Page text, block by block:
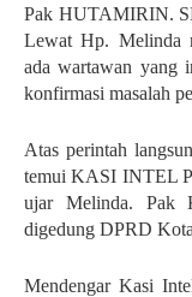
Pak HUTAMIRIN.
Lewat Hp. Melinda
ada wartawan yang
konfirmasi masalah
Atas perintah
temui KASI INTEL
ujar Melinda. Pak
digedung DPRD
Mendengar Kasi